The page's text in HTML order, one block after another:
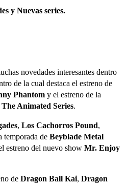
y Nuevas series.
novedades interesantes dentro
de la cual destaca el estreno de
Phantom y el estreno de la
Animated Series.
, Los Cachorros Pound,
temporada de Beyblade Metal
estreno del nuevo show Mr. Enjoy
de Dragon Ball Kai, Dragon